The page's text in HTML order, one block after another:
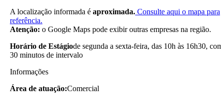
A localização informada é aproximada. Consulte aqui o mapa para
referência.
Atenção: o Google Maps pode exibir outras empresas na região.
Horário de Estágiode segunda a sexta-feira, das 10h às 16h30,
30 minutos de intervalo
Informações
Área de atuação:Comercial